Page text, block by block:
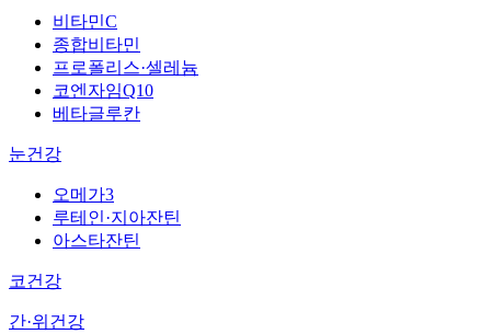
비타민C
종합비타민
프로폴리스·셀레늄
코엔자임Q10
베타글루칸
눈건강
오메가3
루테인·지아잔틴
아스타잔틴
코건강
간·위건강